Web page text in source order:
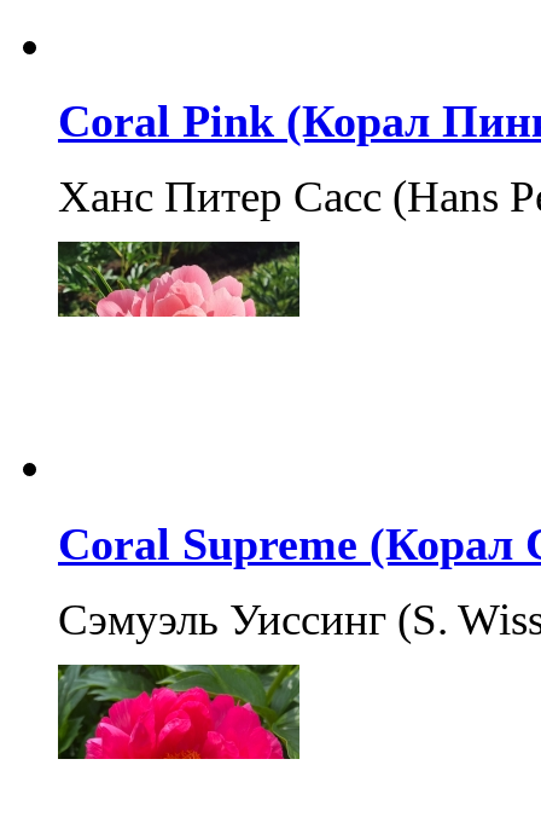
Coral Pink (Корал
Ханс Питер Сасс (Hans
Coral Supreme (Корал
Сэмуэль Уиссинг (S.